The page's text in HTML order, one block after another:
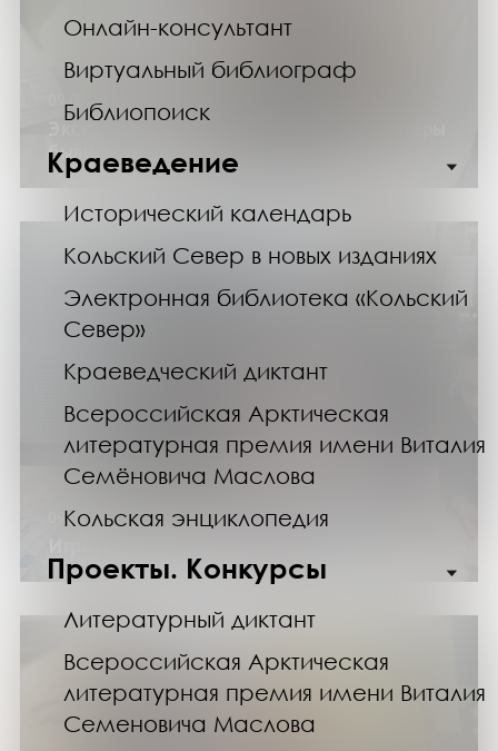
Онлайн-консультант
Виртуальный библиограф
Библиопоиск
Краеведение
Исторический календарь
Кольский Север в новых изданиях
Электронная библиотека «Кольский
Север»
Краеведческий диктант
Всероссийская Арктическая
литературная премия имени Виталия
Семёновича Маслова
Кольская энциклопедия
Проекты. Конкурсы
Литературный диктант
Всероссийская Арктическая
литературная премия имени Виталия
Семеновича Маслова
09.08.26
Экскурсия по выставке «Когда компьютеры
были большими»
09.08.26